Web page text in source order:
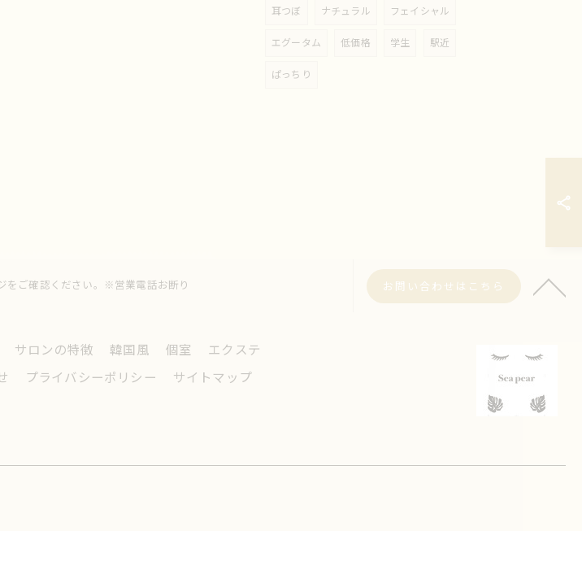
耳つぼ
ナチュラル
フェイシャル
エグータム
低価格 学生
駅近
ぱっちり
をご確認ください。※営業電話お断り お問い合わせはこちら
サロンの特徴 韓国風 個室
エクステ
プライバシーポリシー サイトマップ